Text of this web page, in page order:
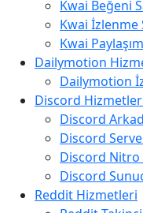
Kwai Beğeni
Kwai İzlenme
Kwai
Dailymotion
Dailymotion
Discord
Discord
Discord
Discord Nitro
Discord
Reddit Hizmetleri